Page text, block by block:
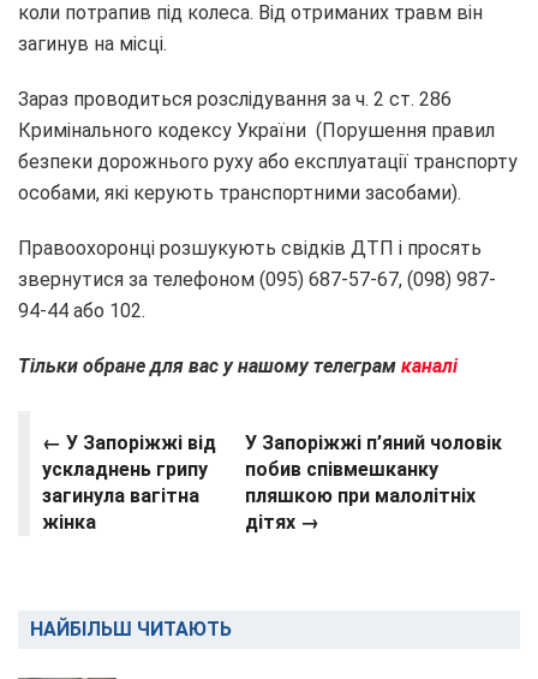
коли потрапив під колеса. Від отриманих травм він
загинув на місці.
Зараз проводиться розслідування за ч. 2 ст. 286
Кримінального кодексу України (Порушення правил
безпеки дорожнього руху або експлуатації транспорту
особами, які керують транспортними засобами).
Правоохоронці розшукують свідків ДТП і просять
звернутися за телефоном (095) 687-57-67, (098) 987-
94-44 або 102.
Тільки обране для вас у нашому телеграм каналі
← У Запоріжжі від
ускладнень грипу
загинула вагітна
жінка
У Запоріжжі п’яний чоловік
побив співмешканку
пляшкою при малолітніх
дітях →
НАЙБІЛЬШ ЧИТАЮТЬ